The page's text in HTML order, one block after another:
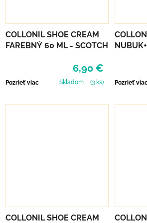
COLLONIL SHOE CREAM
FAREBNÝ 60 ML - SCOTCH
6,90 €
Pozrieť viac Skladom (3 ks) Pozrieť
COLLONIL SHOE CREAM